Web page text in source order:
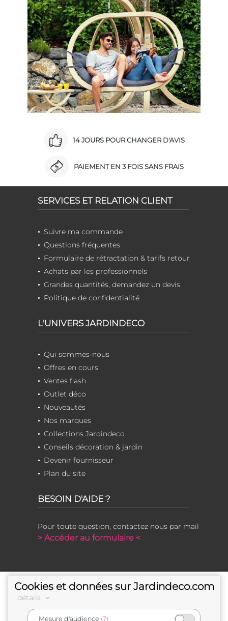
14 JOURS POUR CHANGER D'AVIS
PAIEMENT EN 3 FOIS SANS FRAIS
SERVICES ET RELATION CLIENT
Suivre ma commande
Questions fréquentes
Formulaire de rétractation & tarifs retour
Achats par les professionnels
Grandes quantités, demandez un devis
Politique de confidentialité
L'UNIVERS JARDINDECO
Qui sommes-nous
Offres en cours
Ventes flash
Outlet déco
Nouveautés
Nos marques
Collections Jardindeco
Conseils décoration & jardin
Devenir fournisseur
Plan du site
BESOIN D'AIDE ?
Pour toute question, contactez nous par mail
> Accéder au formulaire <
Cookies et données sur Jardindeco.com
détails
Mesure d'audience (?)